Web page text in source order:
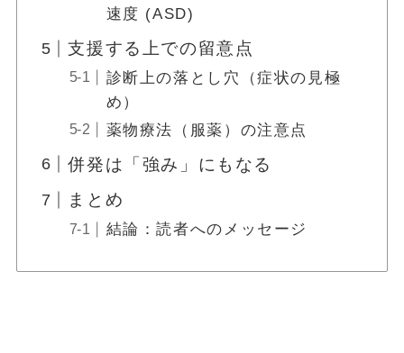
速度 (ASD)
支援する上での留意点
診断上の落とし穴（症状の見極
め）
薬物療法（服薬）の注意点
併発は「強み」にもなる
まとめ
結論：読者へのメッセージ